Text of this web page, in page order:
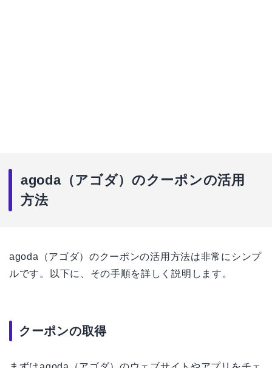
agoda（アゴダ）のクーポンの活用
方法
agoda（アゴダ）のクーポンの活用方法は非常にシンプ
ルです。以下に、その手順を詳しく説明します。
クーポンの取得